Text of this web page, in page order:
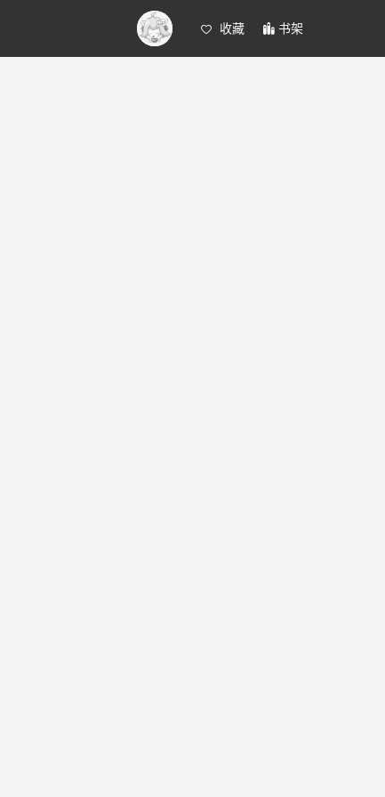
收藏 书架